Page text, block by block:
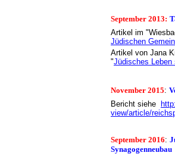
September 2013:
Artikel im
Jüdischen
Artikel von Jana
"Jüdisches Leben
November 2015:
Bericht siehe
view/article/
September 2016:
Synagogenneubau